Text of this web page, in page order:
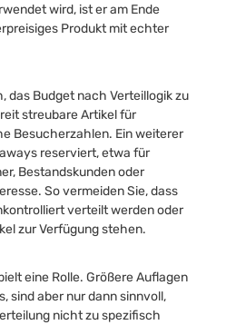
wird, ist er am Ende
Produkt mit echter
das Budget nach Verteillogik zu
streubare Artikel für
Besucherzahlen. Ein weiterer
reserviert, etwa für
Bestandskunden oder
So vermeiden Sie, dass
verteilt werden oder
zur Verfügung stehen.
eine Rolle. Größere Auflagen
sind aber nur dann sinnvoll,
nicht zu spezifisch